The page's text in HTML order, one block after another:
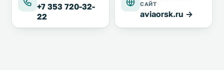
+7 353 720-32-
22
САЙТ
aviaorsk.ru →